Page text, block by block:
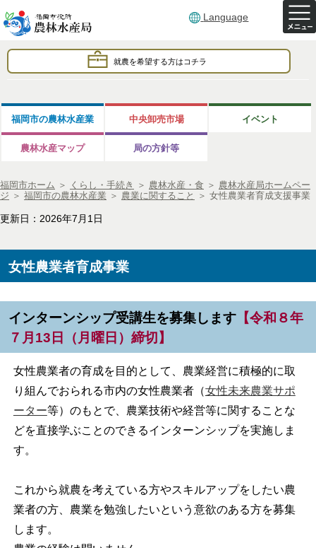
Language
就農を希望する方はコチラ
福岡市の農林水産業 中央卸売市場 イベント
農林水産マップ 局の方針等
福岡市ホーム ＞ くらし・手続き ＞ 農林水産・食 ＞ 農林水産局ホームペー
ジ ＞ 福岡市の農林水産業 ＞ 農業に関すること ＞ 女性農業者育成支援事業
更新日：2026年7月1日
女性農業者育成事業
インターンシップ受講生を募集します 【令和８年
７月13日（月曜日）締切】
女性農業者の育成を目的として、農業経営に積極的に取
り組んでおられる市内の女性農業者（女性未来農業サポ
ーター等）のもとで、農業技術や経営等に関することな
どを直接学ぶことのできるインターンシップを実施しま
す。
これから就農を考えている方やスキルアップをしたい農
業者の方、農業を勉強したいという意欲のある方を募集
します。